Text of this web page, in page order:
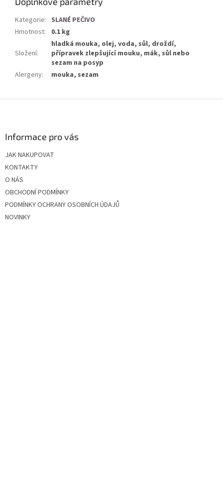
Kategorie: SLANÉ PEČIVO
Hmotnost: 0.1 kg
Složení:
hladká mouka, olej, voda, sůl, droždí,
přípravek zlepšující mouku, mák, sůl nebo
sezam na posyp
Alergeny: mouka, sezam
Informace pro vás
JAK NAKUPOVAT
KONTAKTY
O NÁS
OBCHODNÍ PODMÍNKY
PODMÍNKY OCHRANY OSOBNÍCH ÚDAJŮ
NOVINKY